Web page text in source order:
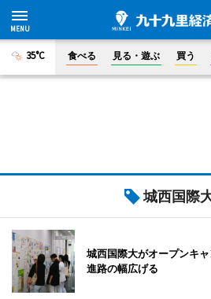
35°C 食べる 見る・遊ぶ 買う
城西国際
城西国際大がオープンキ
進路の幅広げる